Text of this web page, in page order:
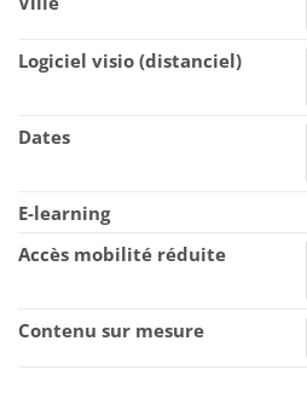
Logiciel visio (distanciel)
Dates
E-learning
Accès mobilité réduite
Contenu sur mesure